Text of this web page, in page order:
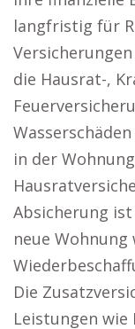
langfristig für
die Hausrat-,
in der
Absicherung
neue
Die
Leistungen